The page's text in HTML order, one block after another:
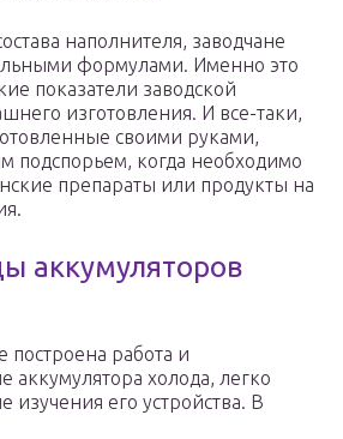
наполнителя, заводчане
формулами. Именно это
показатели заводской
изготовления. И все-таки,
своими руками,
подспорьем, когда необходимо
препараты или продукты на
аккумуляторов
работа и
холода, легко
изучения его устройства. В